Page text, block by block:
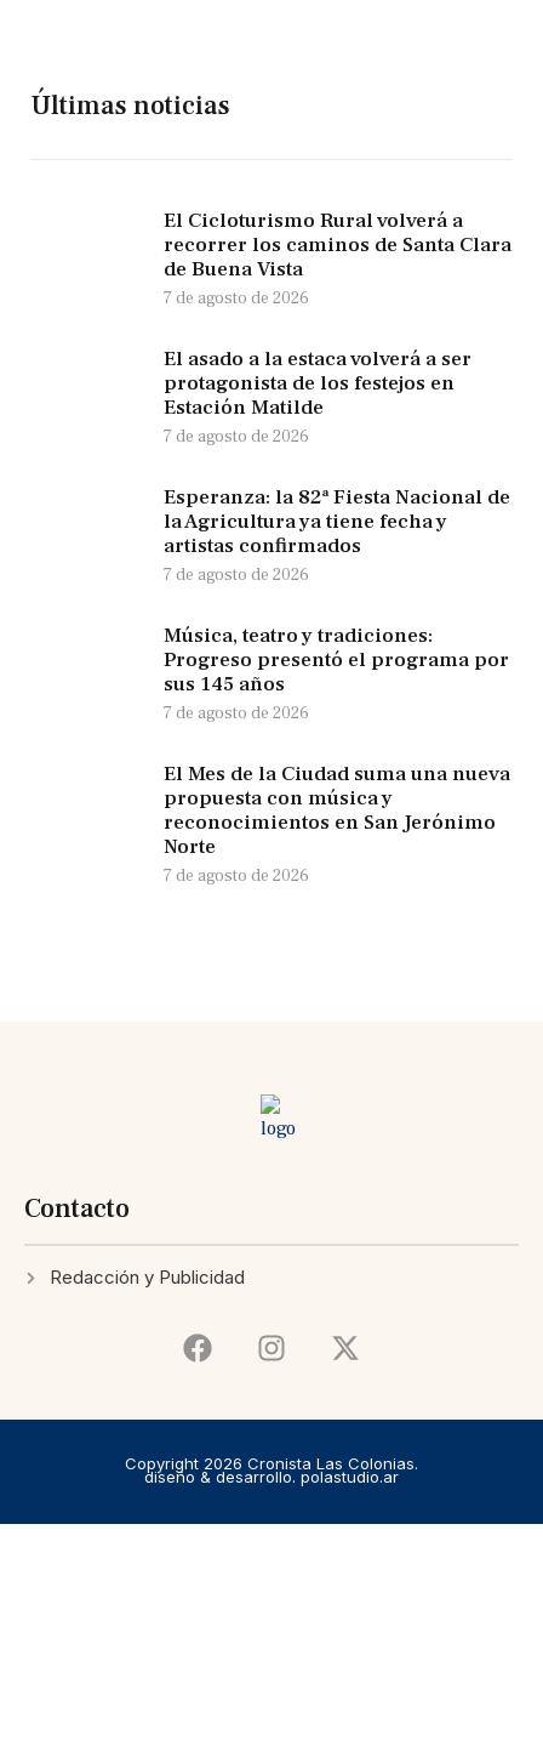
Últimas noticias
El Cicloturismo Rural volverá a
recorrer los caminos de Santa Clara
de Buena Vista
7 de agosto de 2026
El asado a la estaca volverá a ser
protagonista de los festejos en
Estación Matilde
7 de agosto de 2026
Esperanza: la 82ª Fiesta Nacional de
la Agricultura ya tiene fecha y
artistas confirmados
7 de agosto de 2026
Música, teatro y tradiciones:
Progreso presentó el programa por
sus 145 años
7 de agosto de 2026
El Mes de la Ciudad suma una nueva
propuesta con música y
reconocimientos en San Jerónimo
Norte
7 de agosto de 2026
Contacto
Redacción y Publicidad
Copyright 2026 Cronista Las Colonias.
diseño & desarrollo. polastudio.ar